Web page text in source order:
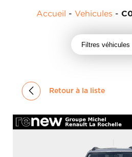
RENAULT
ALPINE
LIGIER
NOS
GROUPE
MICHEL
Accueil - Vehicules -
Filtres véhicules
Retour à la liste